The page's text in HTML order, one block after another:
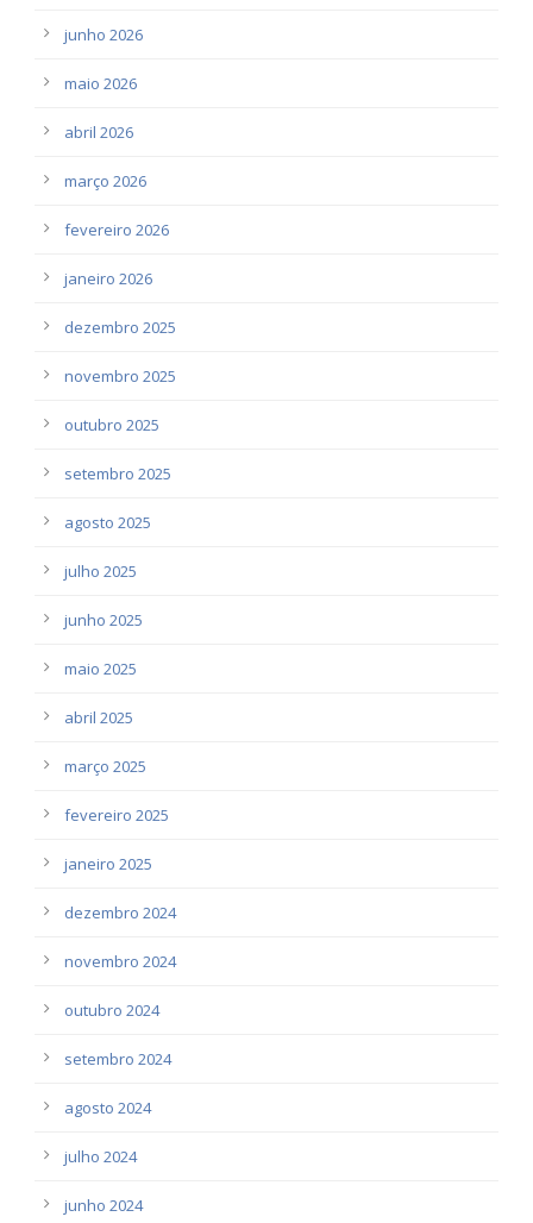
junho 2026
maio 2026
abril 2026
março 2026
fevereiro 2026
janeiro 2026
dezembro 2025
novembro 2025
outubro 2025
setembro 2025
agosto 2025
julho 2025
junho 2025
maio 2025
abril 2025
março 2025
fevereiro 2025
janeiro 2025
dezembro 2024
novembro 2024
outubro 2024
setembro 2024
agosto 2024
julho 2024
junho 2024